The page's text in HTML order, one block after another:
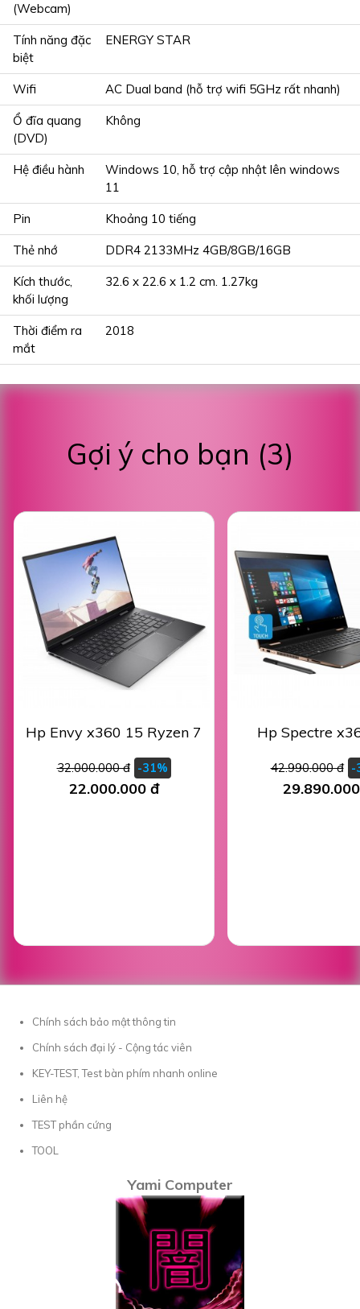
(Webcam)
Tính năng đặc
biệt
ENERGY STAR
Wifi AC Dual band (hỗ trợ wifi 5GHz rất nhanh)
Ổ đĩa quang
(DVD)
Không
Hệ điều hành
Windows 10, hỗ trợ cập nhật lên windows
11
Pin Khoảng 10 tiếng
Thẻ nhớ DDR4 2133MHz 4GB/8GB/16GB
Kích thước,
khối lượng
32.6 x 22.6 x 1.2 cm. 1.27kg
Thời điểm ra
mắt
2018
Gợi ý cho bạn (3)
Hp Envy x360 15 Ryzen 7
32.000.000 đ -31%
22.000.000 đ
Hp Spectre
42.990.000 đ -
Chính sách bảo mật thông tin
Chính sách đại lý - Cộng tác viên
KEY-TEST, Test bàn phím nhanh online
Liên hệ
TEST phần cứng
TOOL
Yami Computer